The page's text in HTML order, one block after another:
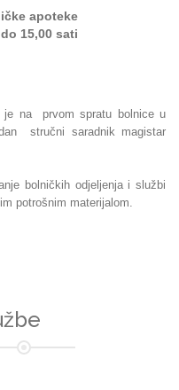
apoteke
15,00 sati
je na prvom spratu bolnice u
stručni saradnik magistar
bolničkih odjeljenja i službi
potrošnim materijalom.